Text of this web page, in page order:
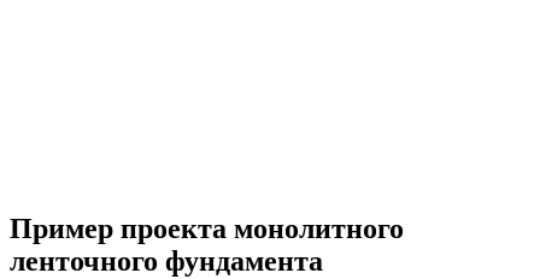
Пример проекта монолитного
ленточного фундамента